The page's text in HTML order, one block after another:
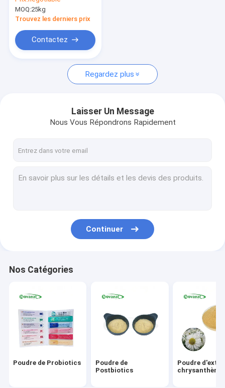
Contactez-nous
Demandez une citation
Poudre de Probiotics
Poudre d'extrait de chrysanthème
Thé vert L-Theanine
Goji Berry Extract Powder
Poudre instantanée d'extrait de thé
La poudre de légume fruit
Herbes sèches organiques
Ginsenosides
UV/HLPC/label
soluble dans
MOQ:25kg
Trouvez les derniers prix
Contactez
Regardez plus
Laisser Un Message
Nous Vous Répondrons Rapidement
Continuer
Nos Catégories
Poudre de Probiotics
Poudre de
Postbiotics
Poudre
chrysanthème